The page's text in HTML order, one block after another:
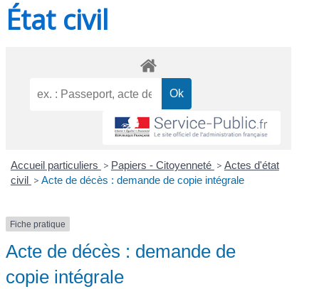
État civil
Accueil particuliers > Papiers - Citoyenneté > Actes d'état
civil > Acte de décès : demande de copie intégrale
Fiche pratique
Acte de décès : demande de
copie intégrale